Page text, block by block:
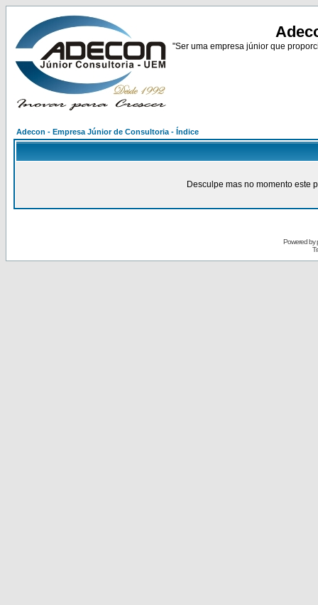
"Ser uma empresa júnior que
Adecon - Empresa Júnior de Consultoria - Índice
Desculpe mas no momento este
Powered by